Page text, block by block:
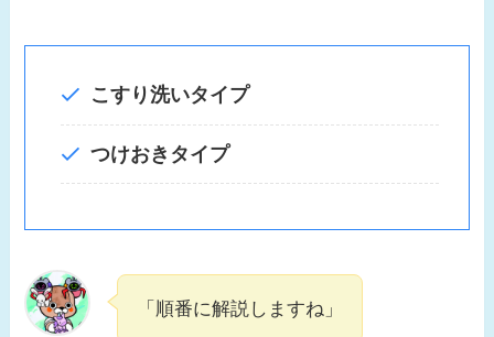
こすり洗いタイプ
つけおきタイプ
「順番に解説しますね」